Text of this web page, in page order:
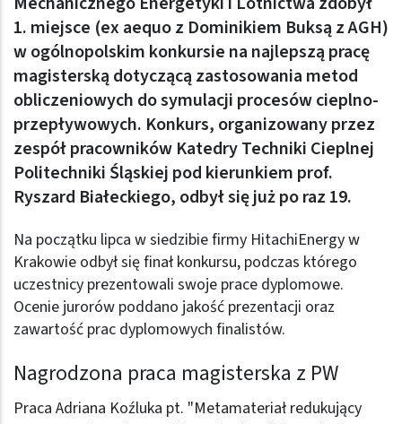
1. miejsce (ex aequo z Dominikiem Buksą z AGH)
w ogólnopolskim konkursie na najlepszą pracę
magisterską dotyczącą zastosowania metod
obliczeniowych do symulacji procesów cieplno-
przepływowych. Konkurs, organizowany przez
zespół pracowników Katedry Techniki Cieplnej
Politechniki Śląskiej pod kierunkiem prof.
Ryszard Białeckiego, odbył się już po raz 19.
Na początku lipca w siedzibie firmy HitachiEnergy w
Krakowie odbył się finał konkursu, podczas którego
uczestnicy prezentowali swoje prace dyplomowe.
Ocenie jurorów poddano jakość prezentacji oraz
zawartość prac dyplomowych finalistów.
Nagrodzona praca magisterska z PW
Praca Adriana Koźluka pt. "Metamateriał redukujący